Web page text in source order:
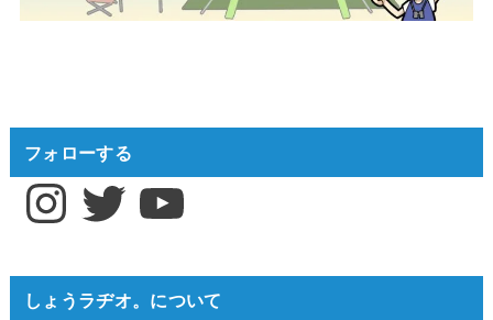
フォローする
InstagramTwitter YouTube
しょうラヂオ。について